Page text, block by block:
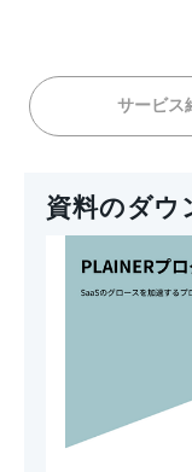
サービス
資料のダウ